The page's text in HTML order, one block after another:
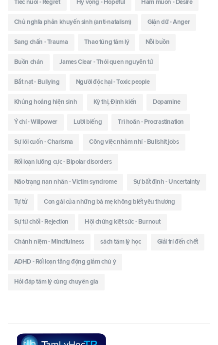
Tiếc nuối - Regret Hy vọng - Hopeful Ham muốn - Desire
Chủ nghĩa phản khuyến sinh (anti-natalism) Giận dữ - Anger
Sang chấn - Trauma Thao túng tâm lý Nỗi buồn
Buồn chán James Clear - Thói quen nguyên tử
Bắt nạt - Bullying Người độc hại - Toxic people
Khủng hoảng hiện sinh Kỳ thị, Định kiến Dopamine
Ý chí - Willpower Lười biếng Trì hoãn - Procrastination
Sự lôi cuốn - Charisma Công việc nhảm nhí - Bullshit jobs
Rối loạn lưỡng cực - Bipolar disorders
Não trạng nạn nhân - Victim syndrome Sự bất định - Uncertainty
Tự tử Con gái của những bà mẹ không biết yêu thương
Sự từ chối - Rejection Hội chứng kiệt sức - Burnout
Chánh niệm - Mindfulness sách tâm lý học Giải trí đến chết
ADHD - Rối loạn tăng động giảm chú ý
Hỏi đáp tâm lý cùng chuyên gia